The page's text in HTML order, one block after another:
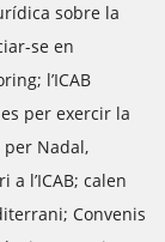
sobre la
se en
l’ICAB
per exercir la
per Nadal,
l’ICAB; calen
Convenis